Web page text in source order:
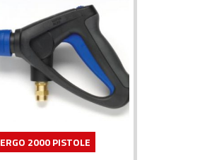
ERGO 2000 PISTOLE